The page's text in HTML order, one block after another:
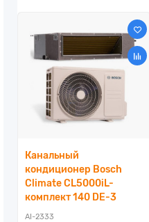
Канальный
кондиционер Bosch
Climate CL5000iL-
комплект 140 DE-3
AI-2333